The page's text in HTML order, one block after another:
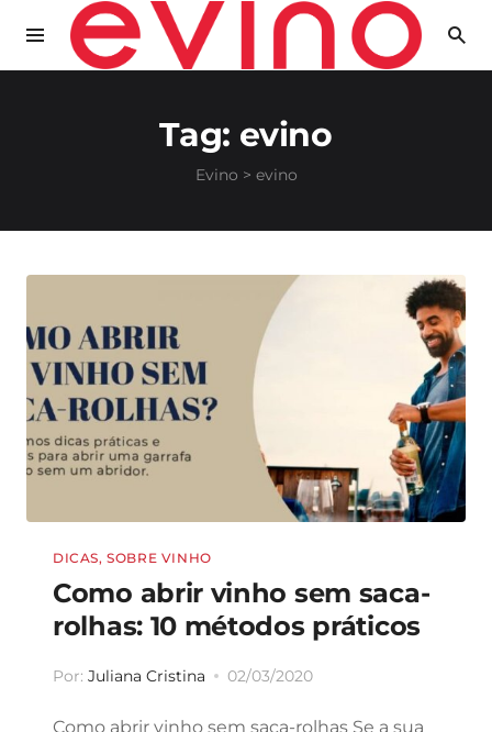
Tag: evino
Evino > evino
DICAS,SOBRE VINHO
Como abrir vinho sem saca-
rolhas: 10 métodos práticos
Por: Juliana Cristina 02/03/2020
Como abrir vinho sem saca-rolhas Se a sua